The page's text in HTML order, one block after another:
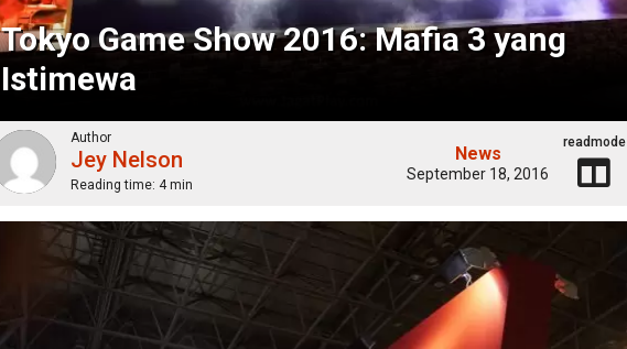
Tokyo Game Show 2016: Mafia 3 yang
Istimewa
Author
Jey Nelson
Reading time: 4 min
News
September 18, 2016
readmode